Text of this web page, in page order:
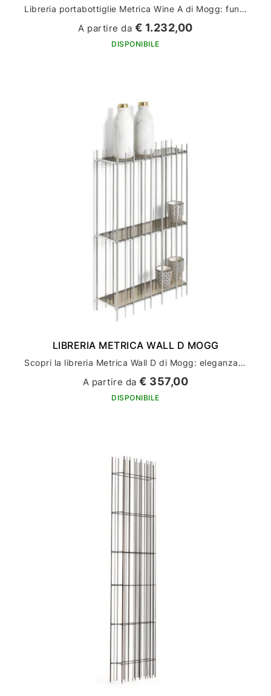
Libreria portabottiglie Metrica Wine A di Mogg: funzionalità per l'arredamento della tua casa
A partire da € 1.232,00
DISPONIBILE
LIBRERIA METRICA WALL D MOGG
Scopri la libreria Metrica Wall D di Mogg: eleganza e funzionalità per l'arredamento della tua casa
A partire da€ 357,00
DISPONIBILE